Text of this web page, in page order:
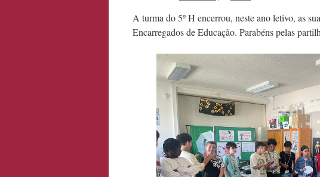
A turma do 5º H encerrou, neste ano letivo, as
Encarregados de Educação. Parabéns pelas